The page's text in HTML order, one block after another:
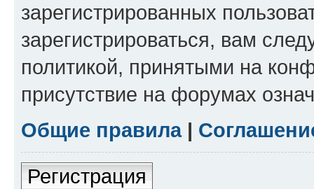
зарегистрированных
зарегистрироваться, вам
политикой, принятыми на
присутствие на форумах
Общие правила|
Регистрация